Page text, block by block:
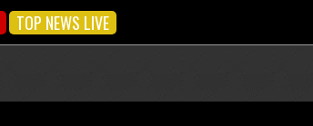
TOP NEWS LIVE